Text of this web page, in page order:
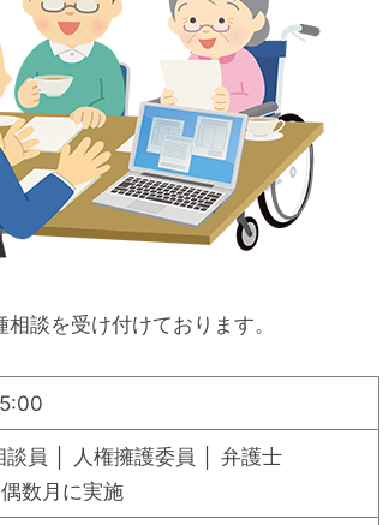
談を受け付けております。
員 │ 人権擁護委員 │ 弁護士
数月に実施